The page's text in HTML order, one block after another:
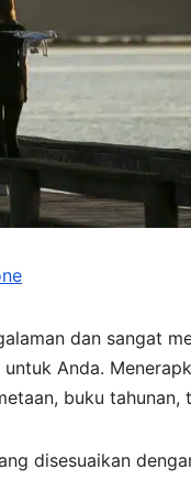
dan sangat
Anda.
buku
disesuaikan